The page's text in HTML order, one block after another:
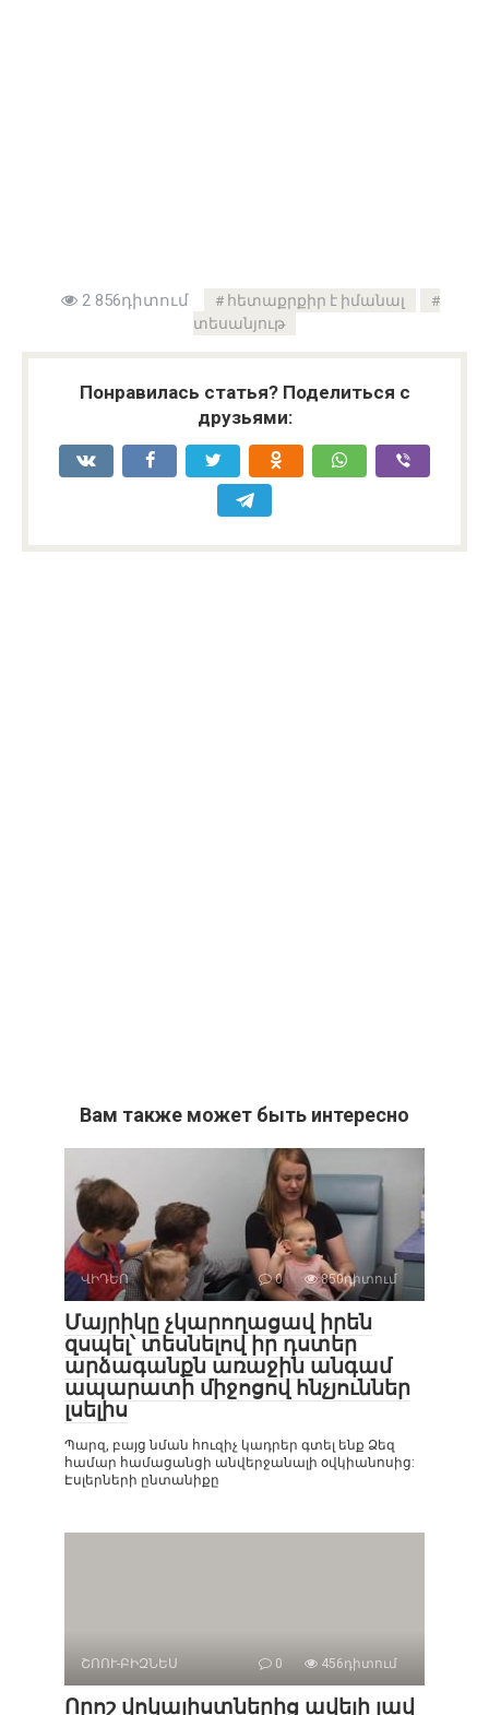
2 856դիտում
հետաքրքիր է իմանալ
տեսանյութ
Понравилась статья? Поделиться с
друзьями:
Вам также может быть интересно
ՎԻԴԵՈ 0 850դիտում
Մայրիկը չկարողացավ իրեն
զսպել՝ տեսնելով իր դստեր
արձագանքն առաջին անգամ
ապարատի միջոցով հնչյուններ
լսելիս
Պարզ, բայց նման հուզիչ կադրեր գտել ենք Ձեզ
համար համացանցի անվերջանալի օվկիանոսից:
Էսլերների ընտանիքը
ՇՈՈՒ-ԲԻԶՆԵՍ 0 456դիտում
Որոշ վոկալիստներից ավելի լավ